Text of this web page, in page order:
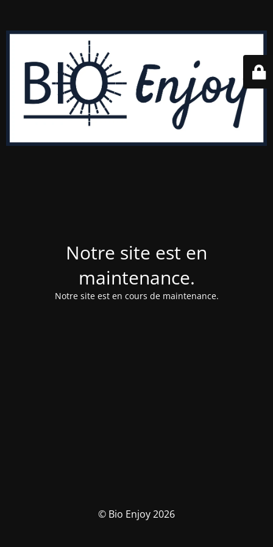
Notre site est en
maintenance.
Notre site est en cours de maintenance.
© Bio Enjoy 2026